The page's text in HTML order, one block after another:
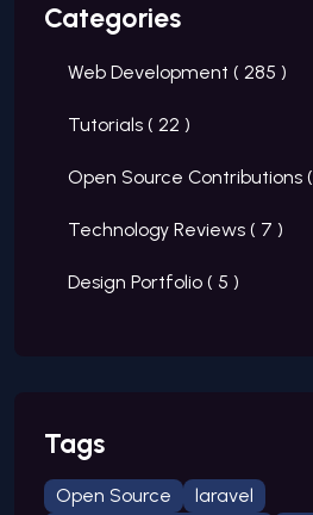
Categories
Web Development ( 285 )
Tutorials ( 22 )
Open Source Contributions (
Technology Reviews ( 7 )
Design Portfolio ( 5 )
Tags
Open Source
laravel